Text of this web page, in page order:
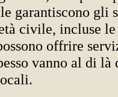
garantiscono gli
civile, incluse
offrire
vanno al di là